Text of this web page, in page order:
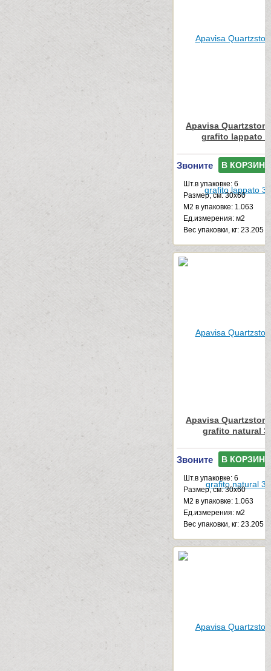
Apavisa
grafito lappato
Звоните В КОРЗИНУ
Шт.в упаковке: 6
Размер, см: 30x60
М2 в упаковке: 1.063
Ед.измерения: м2
Веc упаковки, кг: 23.205
Apavisa
grafito natural
Звоните В КОРЗИНУ
Шт.в упаковке: 6
Размер, см: 30x60
М2 в упаковке: 1.063
Ед.измерения: м2
Веc упаковки, кг: 23.205